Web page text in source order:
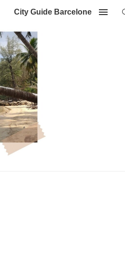
City Guide Barcelone